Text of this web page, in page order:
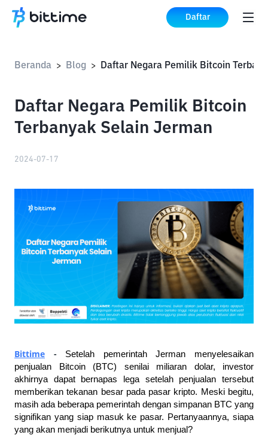
Daftar
Beranda > Blog >
Daftar Negara Pemilik Bitcoin
Terbanyak Selain Jerman
2024-07-17
Bittime -
Setelah pemerintah Jerman menyelesaikan
penjualan Bitcoin (BTC) senilai miliaran dolar, investor
akhirnya dapat bernapas lega setelah penjualan tersebut
memberikan tekanan besar pada pasar kripto. Meski begitu,
masih ada beberapa pemerintah dengan simpanan BTC yang
signifikan yang siap masuk ke pasar. Pertanyaannya, siapa
yang akan menjadi berikutnya untuk menjual?